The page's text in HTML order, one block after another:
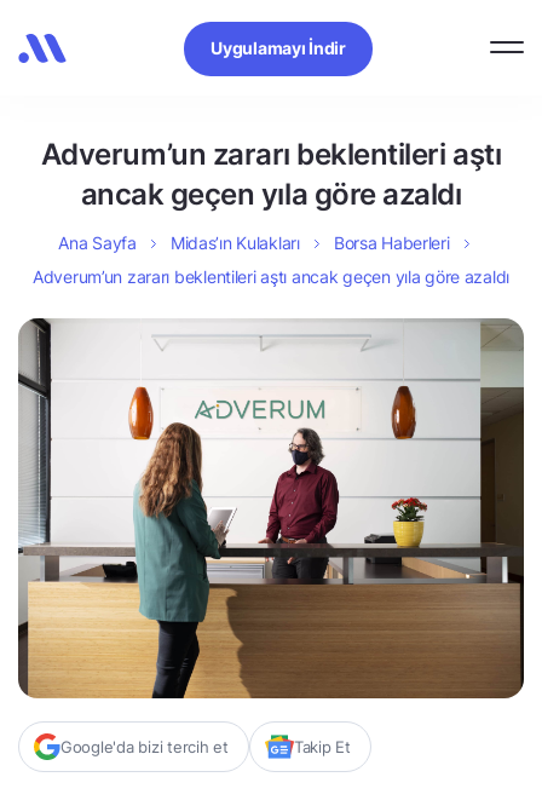
Uygulamayı İndir
Adverum’un zararı beklentileri aştı
ancak geçen yıla göre azaldı
Ana Sayfa Midas’ın Kulakları
Borsa Haberleri
Adverum’un zararı beklentileri aştı ancak geçen yıla göre azaldı
Google'da bizi tercih et Takip Et